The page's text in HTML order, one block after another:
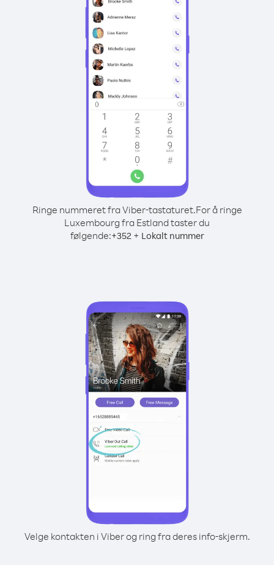
Ringe nummeret fra Viber-tastaturet.For å ringe
Luxembourg fra Estland taster du
følgende:+352+ Lokalt nummer
Velge kontakten i Viber og ring fra deres info-skjerm.